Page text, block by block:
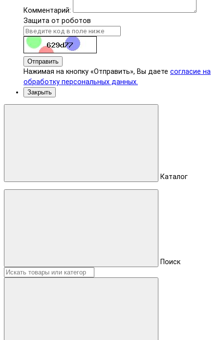
Комментарий:
Защита от роботов
Отправить
Нажимая на кнопку «Отправить», Вы даете согласие на
обработку персональных данных.
Закрыть
Каталог
Поиск